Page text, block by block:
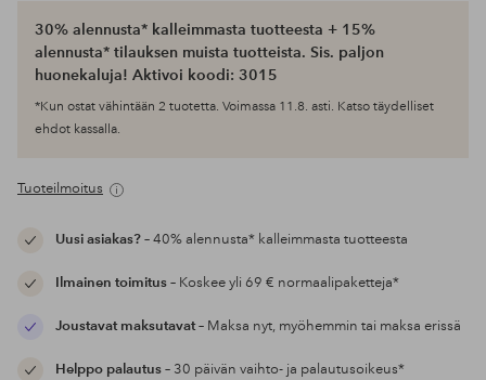
30% alennusta* kalleimmasta tuotteesta + 15%
alennusta* tilauksen muista tuotteista. Sis. paljon
huonekaluja! Aktivoi koodi: 3015
*Kun ostat vähintään 2 tuotetta. Voimassa 11.8. asti. Katso täydelliset
ehdot kassalla.
Tuoteilmoitus
Uusi asiakas?– 40% alennusta* kalleimmasta tuotteesta
Ilmainen toimitus– Koskee yli 69 € normaalipaketteja*
Joustavat maksutavat– Maksa nyt, myöhemmin tai maksa erissä
Helppo palautus– 30 päivän vaihto- ja palautusoikeus*